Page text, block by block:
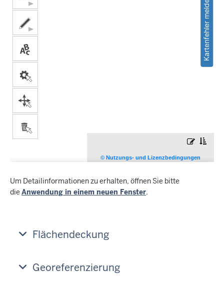
Um Detailinformationen zu erhalten, öffnen Sie bitte
die Anwendung in einem neuen Fenster.
Flächendeckung
Georeferenzierung